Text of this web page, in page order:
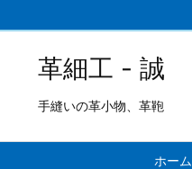
革細工 - 誠
手縫いの革小物、革鞄
ホーム